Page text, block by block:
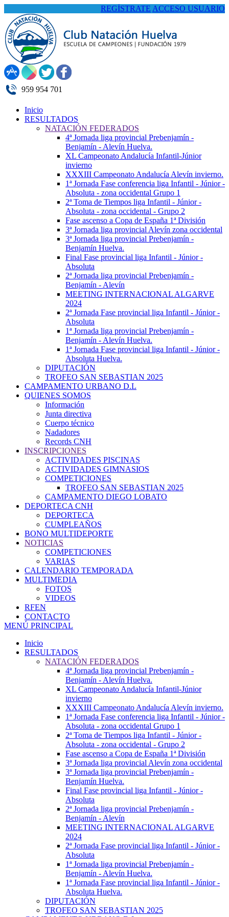
REGÍSTRATE ACCESO USUARIO
959 954 701
Inicio
RESULTADOS
NATACIÓN FEDERADOS
4ª Jornada liga provincial Prebenjamín -
Benjamín - Alevín Huelva.
XL Campeonato Andalucía Infantil-Júnior
invierno
XXXIII Campeonato Andalucía Alevín invierno.
1ª Jornada Fase conferencia liga Infantil - Júnior -
Absoluta - zona occidental Grupo 1
2ª Toma de Tiempos liga Infantil - Júnior -
Absoluta - zona occidental - Grupo 2
Fase ascenso a Copa de España 1ª División
3ª Jornada liga provincial Alevín zona occidental
3ª Jornada liga provincial Prebenjamín -
Benjamín Huelva.
Final Fase provincial liga Infantil - Júnior -
Absoluta
2ª Jornada liga provincial Prebenjamín -
Benjamín - Alevín
MEETING INTERNACIONAL ALGARVE
2024
2ª Jornada Fase provincial liga Infantil - Júnior -
Absoluta
1ª Jornada liga provincial Prebenjamín -
Benjamín - Alevín Huelva.
1ª Jornada Fase provincial liga Infantil - Júnior -
Absoluta Huelva.
DIPUTACIÓN
TROFEO SAN SEBASTIAN 2025
CAMPAMENTO URBANO D.L
QUIENES SOMOS
Información
Junta directiva
Cuerpo técnico
Nadadores
Records CNH
INSCRIPCIONES
ACTIVIDADES PISCINAS
ACTIVIDADES GIMNASIOS
COMPETICIONES
TROFEO SAN SEBASTIAN 2025
CAMPAMENTO DIEGO LOBATO
DEPORTECA CNH
DEPORTECA
CUMPLEAÑOS
BONO MULTIDEPORTE
NOTICIAS
COMPETICIONES
VARIAS
CALENDARIO TEMPORADA
MULTIMEDIA
FOTOS
VIDEOS
RFEN
CONTACTO
MENÚ PRINCIPAL
Inicio
RESULTADOS
NATACIÓN FEDERADOS
4ª Jornada liga provincial Prebenjamín -
Benjamín - Alevín Huelva.
XL Campeonato Andalucía Infantil-Júnior
invierno
XXXIII Campeonato Andalucía Alevín invierno.
1ª Jornada Fase conferencia liga Infantil - Júnior -
Absoluta - zona occidental Grupo 1
2ª Toma de Tiempos liga Infantil - Júnior -
Absoluta - zona occidental - Grupo 2
Fase ascenso a Copa de España 1ª División
3ª Jornada liga provincial Alevín zona occidental
3ª Jornada liga provincial Prebenjamín -
Benjamín Huelva.
Final Fase provincial liga Infantil - Júnior -
Absoluta
2ª Jornada liga provincial Prebenjamín -
Benjamín - Alevín
MEETING INTERNACIONAL ALGARVE
2024
2ª Jornada Fase provincial liga Infantil - Júnior -
Absoluta
1ª Jornada liga provincial Prebenjamín -
Benjamín - Alevín Huelva.
1ª Jornada Fase provincial liga Infantil - Júnior -
Absoluta Huelva.
DIPUTACIÓN
TROFEO SAN SEBASTIAN 2025